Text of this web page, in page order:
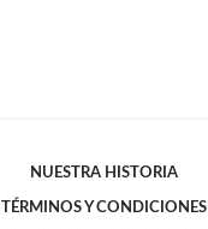
NUESTRA HISTORIA
TÉRMINOS Y CONDICIONES